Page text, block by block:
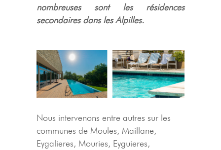
nombreuses sont les résidences
secondaires dans les Alpilles.
Nous intervenons entre autres sur les
communes de Moules, Maillane,
Eygalieres, Mouries, Eyguieres,